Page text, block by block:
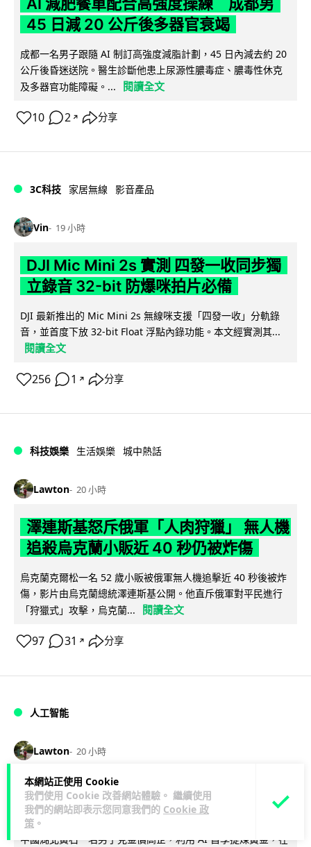
本網站正使用 Cookie
我們使用 Cookie 改善網站體驗。 繼續使用
我們的網站即表示您同意我們的 Cookie 政
策 。
45 日減 20 公斤後多器官衰竭
成都一名男子跟隨 AI 制訂高強度減脂計劃，45 日內減去約 20
公斤後昏迷送院。醫生診斷他患上尿源性膿毒症、膿毒性休克
及多器官功能障礙。...
閱讀全文
10 2 ↗ 分享
3C科技 家居無線 影音產品
Vin 19 小時
DJI Mic Mini 2s 實測 四發一收同步獨
立錄音 32-bit 防爆咪拍片必備
DJI 最新推出的 Mic Mini 2s 無線咪支援「四發一收」分軌錄
音，並首度下放 32-bit Float 浮點內錄功能。本文經實測其...
閱讀全文
256 1 ↗ 分享
科技娛樂 生活娛樂 城中熱話
Lawton 20 小時
澤連斯基怒斥俄軍「人肉狩獵」 無人機
追殺烏克蘭小販近 40 秒仍被炸傷
烏克蘭克爾松一名 52 歲小販被俄軍無人機追擊近 40 秒後被炸
傷，影片由烏克蘭總統澤連斯基公開。他直斥俄軍對平民進行
「狩獵式」攻擊，烏克蘭...
閱讀全文
97 31 ↗ 分享
人工智能
Lawton 20 小時
中國湖北男自學 AI 「煉金術」 屋內煉
金冒濃煙驚動全區
中國湖北黃石一名男子見金價高企，利用 AI 自學提煉黃金，在